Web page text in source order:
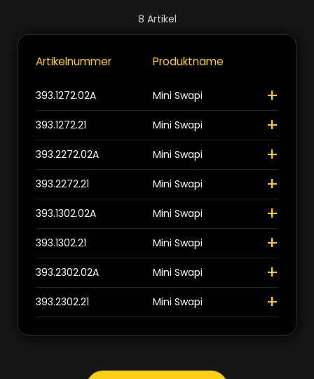
3000K 4
Höhe 1300mm 4
Höhe 800mm
Schliessen
8 Artikel
Artikelnummer Produktname
393.1272.02A Mini Swapi +
393.1272.21 Mini Swapi +
393.2272.02A Mini Swapi +
393.2272.21 Mini Swapi +
393.1302.02A Mini Swapi +
393.1302.21 Mini Swapi +
393.2302.02A Mini Swapi +
393.2302.21 Mini Swapi +
>